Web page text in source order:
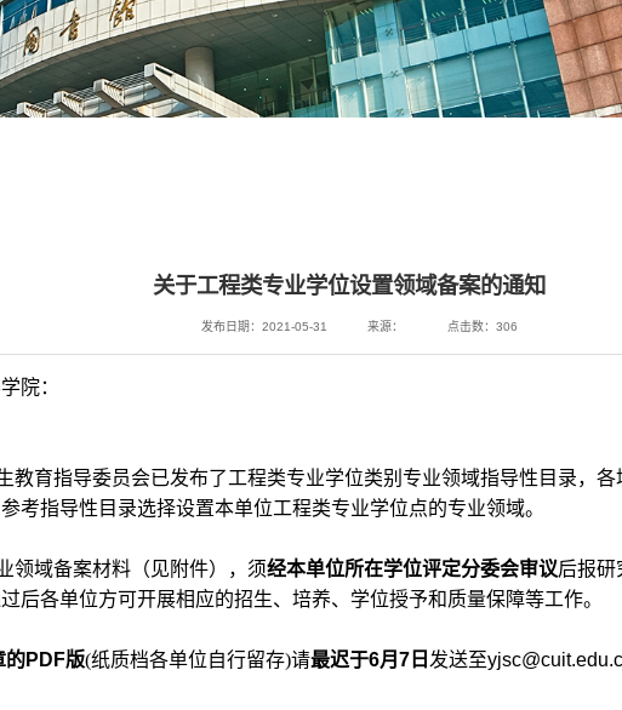
关于工程类专业学位设置领域备案的通知
发布日期：2021-05-31 来源： 点击数： 306
院：
教育指导委员会已发布了工程类专业学位类别专业领域指导性目录，各
考指导性目录选择设置本单位工程类专业学位点的专业领域。
领域备案材料（见附件），须经本单位所在学位评定分委会审议后报研
后各单位方可开展相应的招生、培养、学位授予和质量保障等工作。
的PDF版(纸质档各单位自行留存)请最迟于6月7日 发送至